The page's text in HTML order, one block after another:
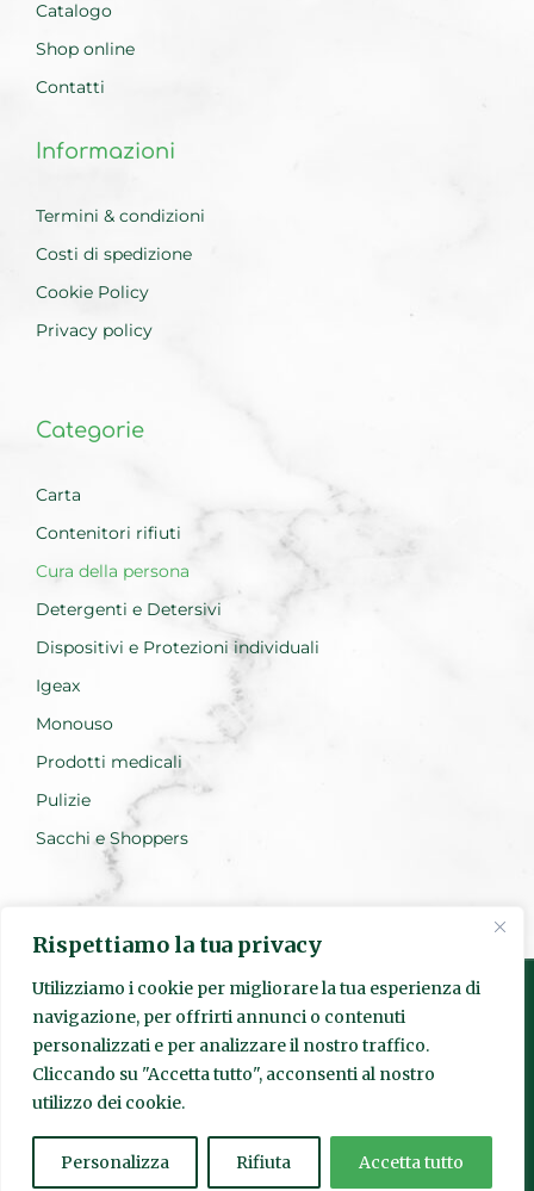
Rispettiamo la tua privacy
Utilizziamo i cookie per migliorare la tua esperienza di
navigazione, per offrirti annunci o contenuti
personalizzati e per analizzare il nostro traffico.
Cliccando su "Accetta tutto", acconsenti al nostro
utilizzo dei cookie.
Personalizza Rifiuta Accetta tutto
Catalogo
Shop online
Contatti
Informazioni
Termini & condizioni
Costi di spedizione
Cookie Policy
Privacy policy
Categorie
Carta
Contenitori rifiuti
Cura della persona
Detergenti e Detersivi
Dispositivi e Protezioni individuali
Igeax
Monouso
Prodotti medicali
Pulizie
Sacchi e Shoppers
© Quadrante s.r.l. | Sede Legale: Via Pietro Fumaroli, 24 00155
Roma | P.IVA15952841003| Codice SDI: SUBM70N | Numero
REA:1625601 quadranteigiene@legalmail.it
Realizzato da Everest Innovation